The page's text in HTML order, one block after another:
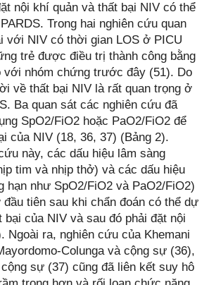
nội khí quản và thất bại NIV có thể
Trong hai nghiên cứu quan
với NIV có thời gian LOS ở PICU
trẻ được điều trị thành công bằng
với nhóm chứng trước đây (51). Do
về thất bại NIV là rất quan trọng ở
Ba quan sát các nghiên cứu đã
SpO2/FiO2 hoặc PaO2/FiO2 để
của NIV (18, 36, 37) (Bảng 2).
này, các dấu hiệu lâm sàng
tim và nhịp thở) và các dấu hiệu
hạn như SpO2/FiO2 và PaO2/FiO2)
tiên sau khi chẩn đoán có thể dự
của NIV và sau đó phải đặt nội
Ngoài ra, nghiên cứu của Khemani
Colunga và cộng sự (36),
sự (37) cũng đã liên kết suy hô